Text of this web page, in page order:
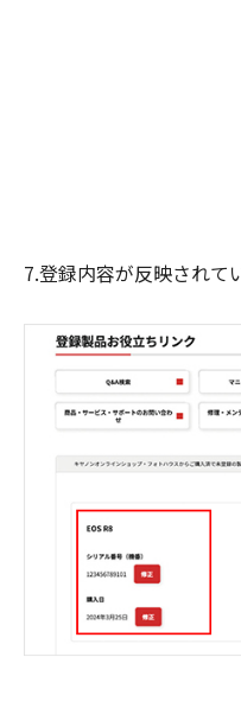
7.登録内容が反映されて